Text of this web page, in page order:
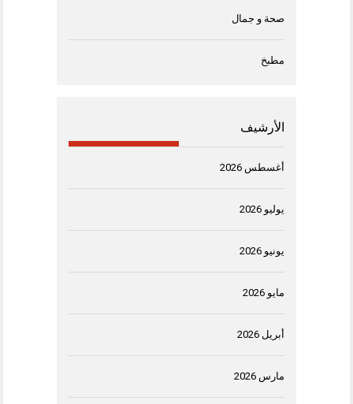
صحة و جمال
مطبخ
الأرشيف
أغسطس 2026
يوليو 2026
يونيو 2026
مايو 2026
أبريل 2026
مارس 2026